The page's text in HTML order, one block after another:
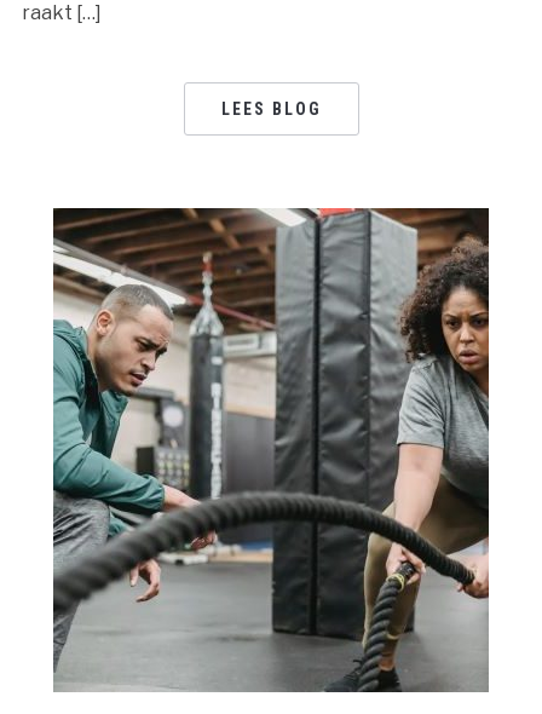
raakt […]
LEES BLOG